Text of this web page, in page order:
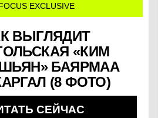
FOCUS EXCLUSIVE
ВЫГЛЯДИТ
«КИМ
БАЯРМАА
(8 ФОТО)
СЕЙЧАС